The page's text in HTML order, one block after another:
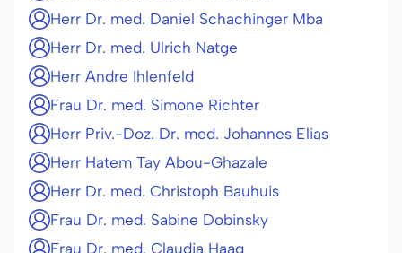
Herr Dr. med. Daniel Schachinger Mba
Herr Dr. med. Ulrich Natge
Herr Andre Ihlenfeld
Frau Dr. med. Simone Richter
Herr Priv.-Doz. Dr. med. Johannes Elias
Herr Hatem Tay Abou-Ghazale
Herr Dr. med. Christoph Bauhuis
Frau Dr. med. Sabine Dobinsky
Frau Dr. med. Claudia Haag